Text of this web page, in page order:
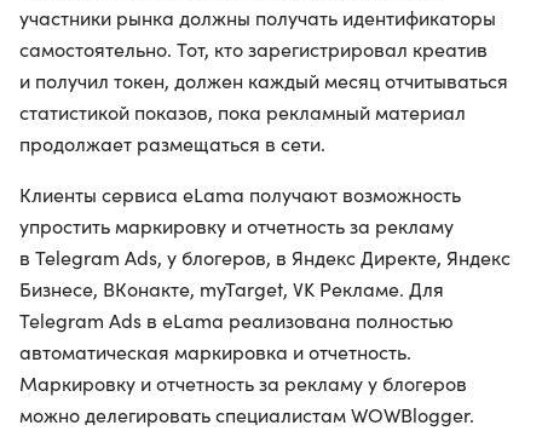
участники рынка должны получать идентификаторы
самостоятельно. Тот, кто зарегистрировал креатив
и получил токен, должен каждый месяц отчитываться
статистикой показов, пока рекламный материал
продолжает размещаться в сети.
Клиенты сервиса eLama получают возможность
упростить маркировку и отчетность за рекламу
в Telegram Ads, у блогеров, в Яндекс Директе, Яндекс
Бизнесе, ВКонакте, myTarget, VK Рекламе. Для
Telegram Ads в eLama реализована полностью
автоматическая маркировка и отчетность.
Маркировку и отчетность за рекламу у блогеров
можно делегировать специалистам WOWBlogger.